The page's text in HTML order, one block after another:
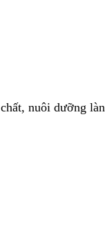
nuôi dưỡng làn